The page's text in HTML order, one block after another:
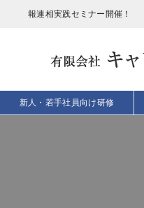
報連相実践セミナー開催！
新人・若手社員向け研修